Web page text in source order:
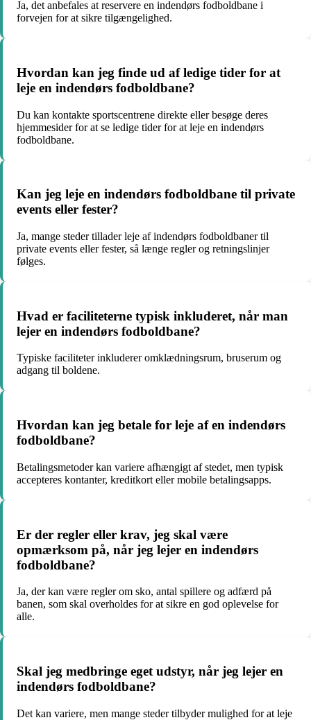
Ja, det anbefales at reservere en indendørs fodboldbane i
forvejen for at sikre tilgængelighed.
Hvordan kan jeg finde ud af ledige tider for at
leje en indendørs fodboldbane?
Du kan kontakte sportscentrene direkte eller besøge deres
hjemmesider for at se ledige tider for at leje en indendørs
fodboldbane.
Kan jeg leje en indendørs fodboldbane til private
events eller fester?
Ja, mange steder tillader leje af indendørs fodboldbaner til
private events eller fester, så længe regler og retningslinjer
følges.
Hvad er faciliteterne typisk inkluderet, når man
lejer en indendørs fodboldbane?
Typiske faciliteter inkluderer omklædningsrum, bruserum og
adgang til boldene.
Hvordan kan jeg betale for leje af en indendørs
fodboldbane?
Betalingsmetoder kan variere afhængigt af stedet, men typisk
accepteres kontanter, kreditkort eller mobile betalingsapps.
Er der regler eller krav, jeg skal være
opmærksom på, når jeg lejer en indendørs
fodboldbane?
Ja, der kan være regler om sko, antal spillere og adfærd på
banen, som skal overholdes for at sikre en god oplevelse for
alle.
Skal jeg medbringe eget udstyr, når jeg lejer en
indendørs fodboldbane?
Det kan variere, men mange steder tilbyder mulighed for at leje